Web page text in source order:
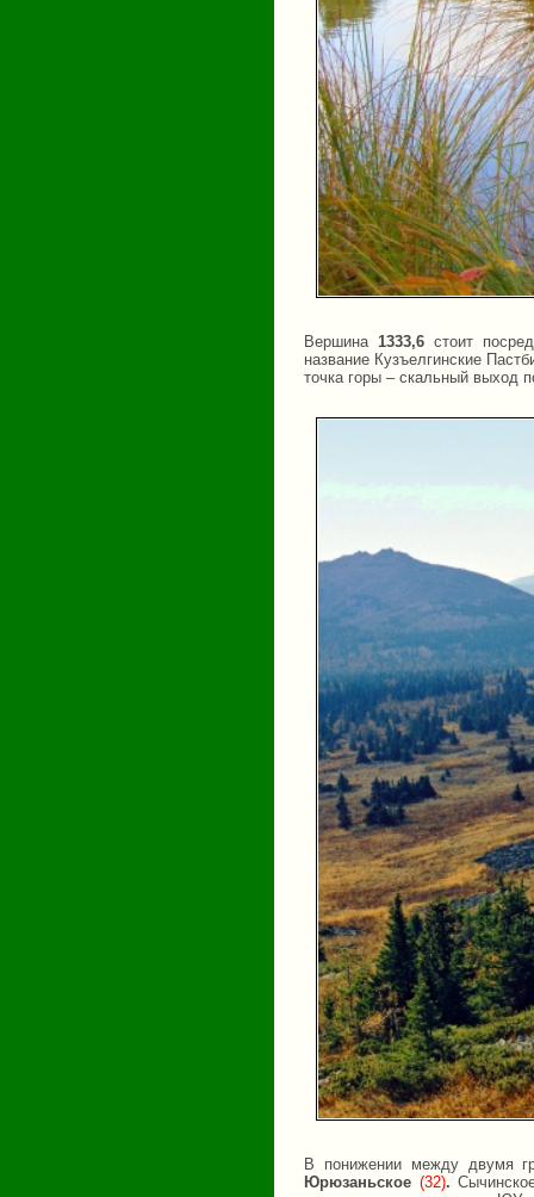
Вершина 1333,6 стоит
название Кузъелгинские
точка горы – скальный выход
В понижении между двумя
Юрюзаньское (32).